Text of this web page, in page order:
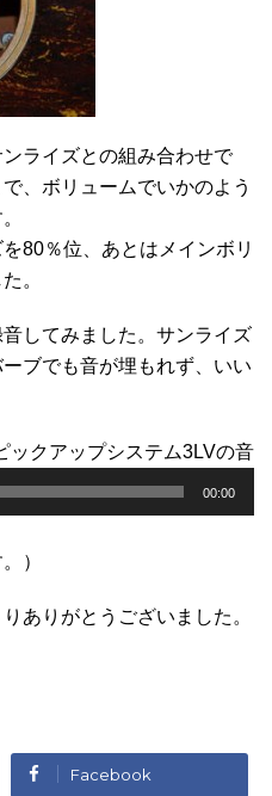
ライズとの組み合わせで
、ボリュームでいかのよう
80％位、あとはメインボリ
。
してみました。サンライズ
ブでも音が埋もれず、いい
クアップシステム3LVの音
00:00
）
ありがとうございました。
Facebook